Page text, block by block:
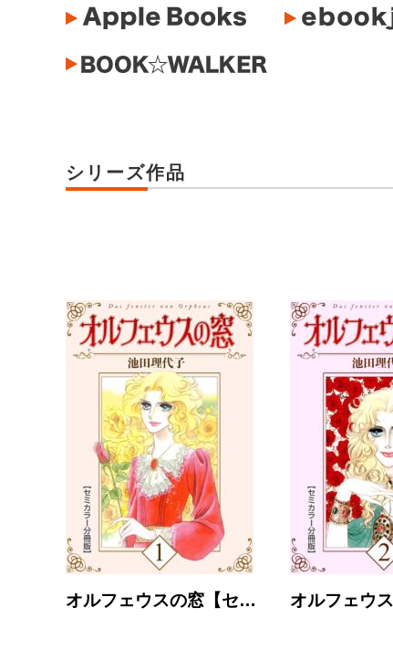
シリーズ作品
オルフェウスの窓【セ… オルフェウ